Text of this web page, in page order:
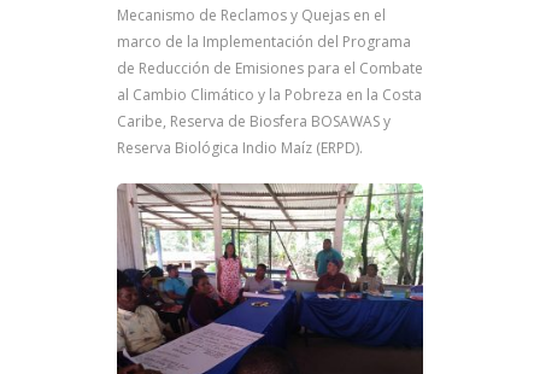
Mecanismo de Reclamos y Quejas en el
marco de la Implementación del Programa
de Reducción de Emisiones para el Combate
al Cambio Climático y la Pobreza en la Costa
Caribe, Reserva de Biosfera BOSAWAS y
Reserva Biológica Indio Maíz (ERPD).